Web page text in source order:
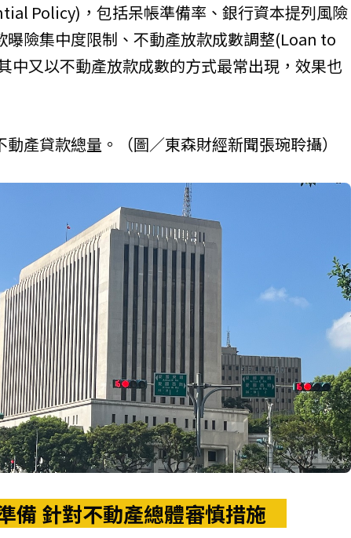
Policy)，包括呆帳準備率、銀行資本提列風險
曝險集中度限制、不動產放款成數調整(Loan to
中又以不動產放款成數的方式最常出現，效果也
產貸款總量。（圖／東森財經新聞張琬聆攝）
備 針對不動產總體審慎措施